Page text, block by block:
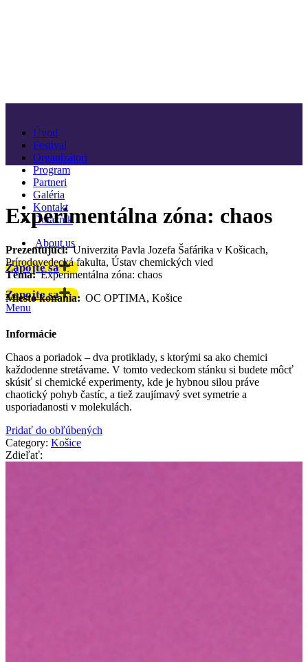
Úvod
Festival
Organizátori
Program
Partneri
Galéria
Kontakt
Dotazník
About us
Zapojte sa
Zapojte sa
Menu
Experimentálna zóna: chaos
Prezentujúci:Univerzita Pavla Jozefa Šafárika v Košicach,
Prírodovedecká fakulta, Ústav chemických vied
Téma:Experimentálna zóna: chaos
Miesto konania: OC OPTIMA, Košice
Informácie
Chaos a poriadok – dva protiklady, s ktorými sa ako chemici
každodenne stretávame. V tomto vedeckom stánku si budete môcť
skúsiť si chemické experimenty, kde je hybnou silou práve
chaotický pohyb častíc, a tiež zaujímavý svet symetrie a
usporiadanosti v molekulách.
Pridať do obľúbených
Category: Košice
Zdieľať: